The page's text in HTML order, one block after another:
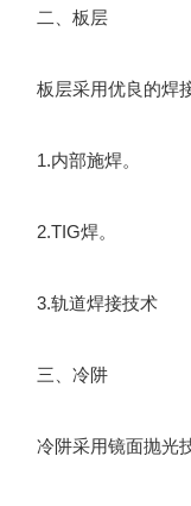
二、板层
板层采用优良的焊接
1.内部施焊。
2.TIG焊。
3.轨道焊接技术
三、冷阱
冷阱采用镜面抛光技